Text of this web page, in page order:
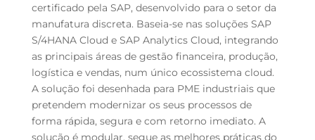
certificado pela SAP, desenvolvido para o setor da
manufatura discreta. Baseia-se nas soluções SAP
S/4HANA Cloud e SAP Analytics Cloud, integrando
as principais áreas de gestão financeira, produção,
logística e vendas, num único ecossistema cloud.
A solução foi desenhada para PME industriais que
pretendem modernizar os seus processos de
forma rápida, segura e com retorno imediato. A
solução é modular, segue as melhores práticas do